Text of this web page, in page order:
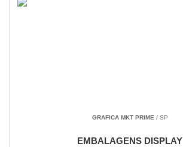
GRAFICA MKT PRIME/ SP
EMBALAGENS DISPLAY